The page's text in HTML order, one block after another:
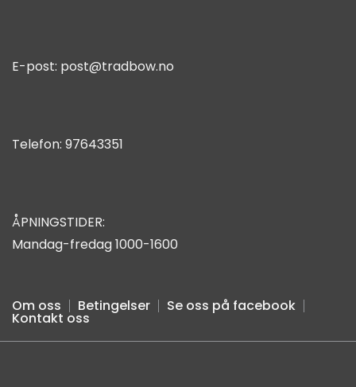
E-post: post@tradbow.no
Telefon: 97643351
ÅPNINGSTIDER:
Mandag-fredag 1000-1600
Om oss Betingelser Se oss på facebook
Kontakt oss